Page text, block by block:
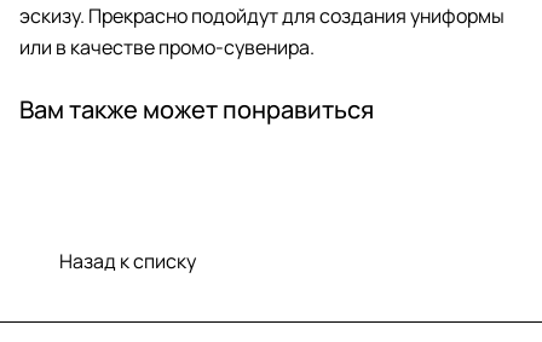
эскизу. Прекрасно подойдут для создания униформы
или в качестве промо-сувенира.
Вам также может понравиться
Назад к списку